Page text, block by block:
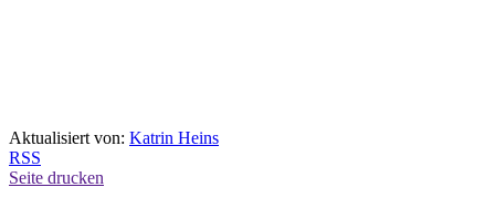
Aktualisiert von: Katrin Heins
RSS
Seite drucken